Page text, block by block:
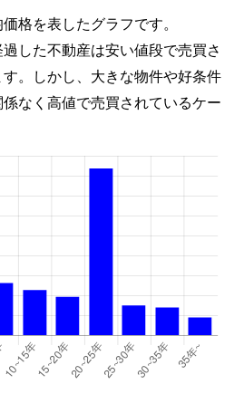
格を表したグラフです。
した不動産は安い値段で売買さ
。しかし、大きな物件や好条件
なく高値で売買されているケー